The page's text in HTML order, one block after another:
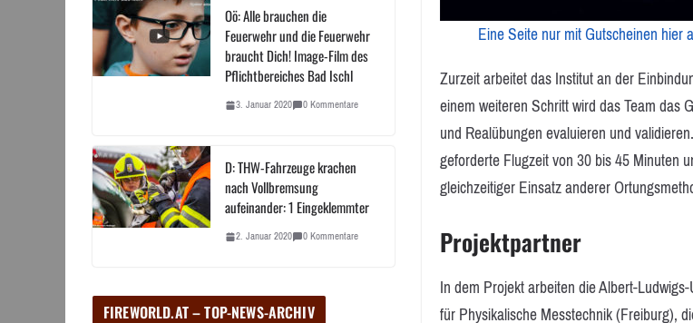
Eine Seite nur mit Gutscheinen hier
Zurzeit arbeitet das Institut an der
einem weiteren Schritt wird das Team das
und Realübungen evaluieren und
geforderte Flugzeit von 30 bis 45 Minuten
gleichzeitiger Einsatz anderer
Projektpartner
In dem Projekt arbeiten die Albert-
für Physikalische Messtechnik (Freiburg),
Oö: Alle brauchen die
Feuerwehr und die Feuerwehr
braucht Dich! Image-Film des
Pflichtbereiches Bad Ischl
3. Januar 2020 0 Kommentare
D: THW-Fahrzeuge krachen
nach Vollbremsung
aufeinander: 1 Eingeklemmter
2. Januar 2020 0 Kommentare
FIREWORLD.AT – TOP-NEWS-ARCHIV